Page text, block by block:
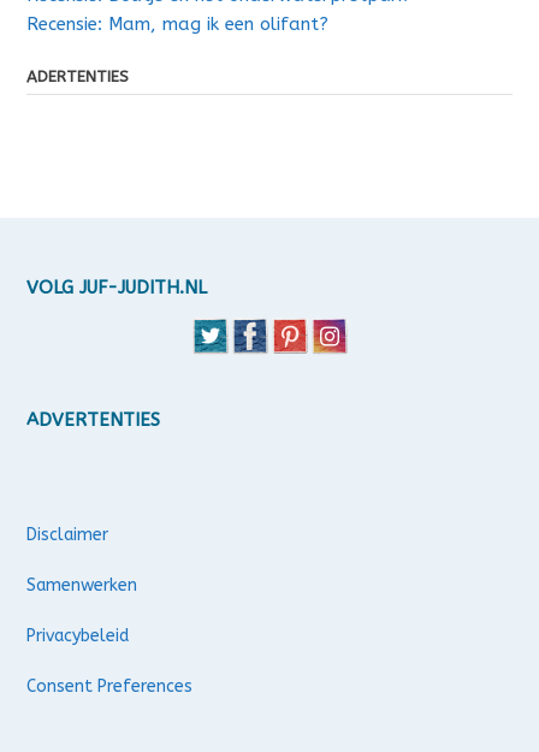
Recensie: Mam, mag ik een olifant?
ADERTENTIES
VOLG JUF-JUDITH.NL
ADVERTENTIES
Disclaimer
Samenwerken
Privacybeleid
Consent Preferences